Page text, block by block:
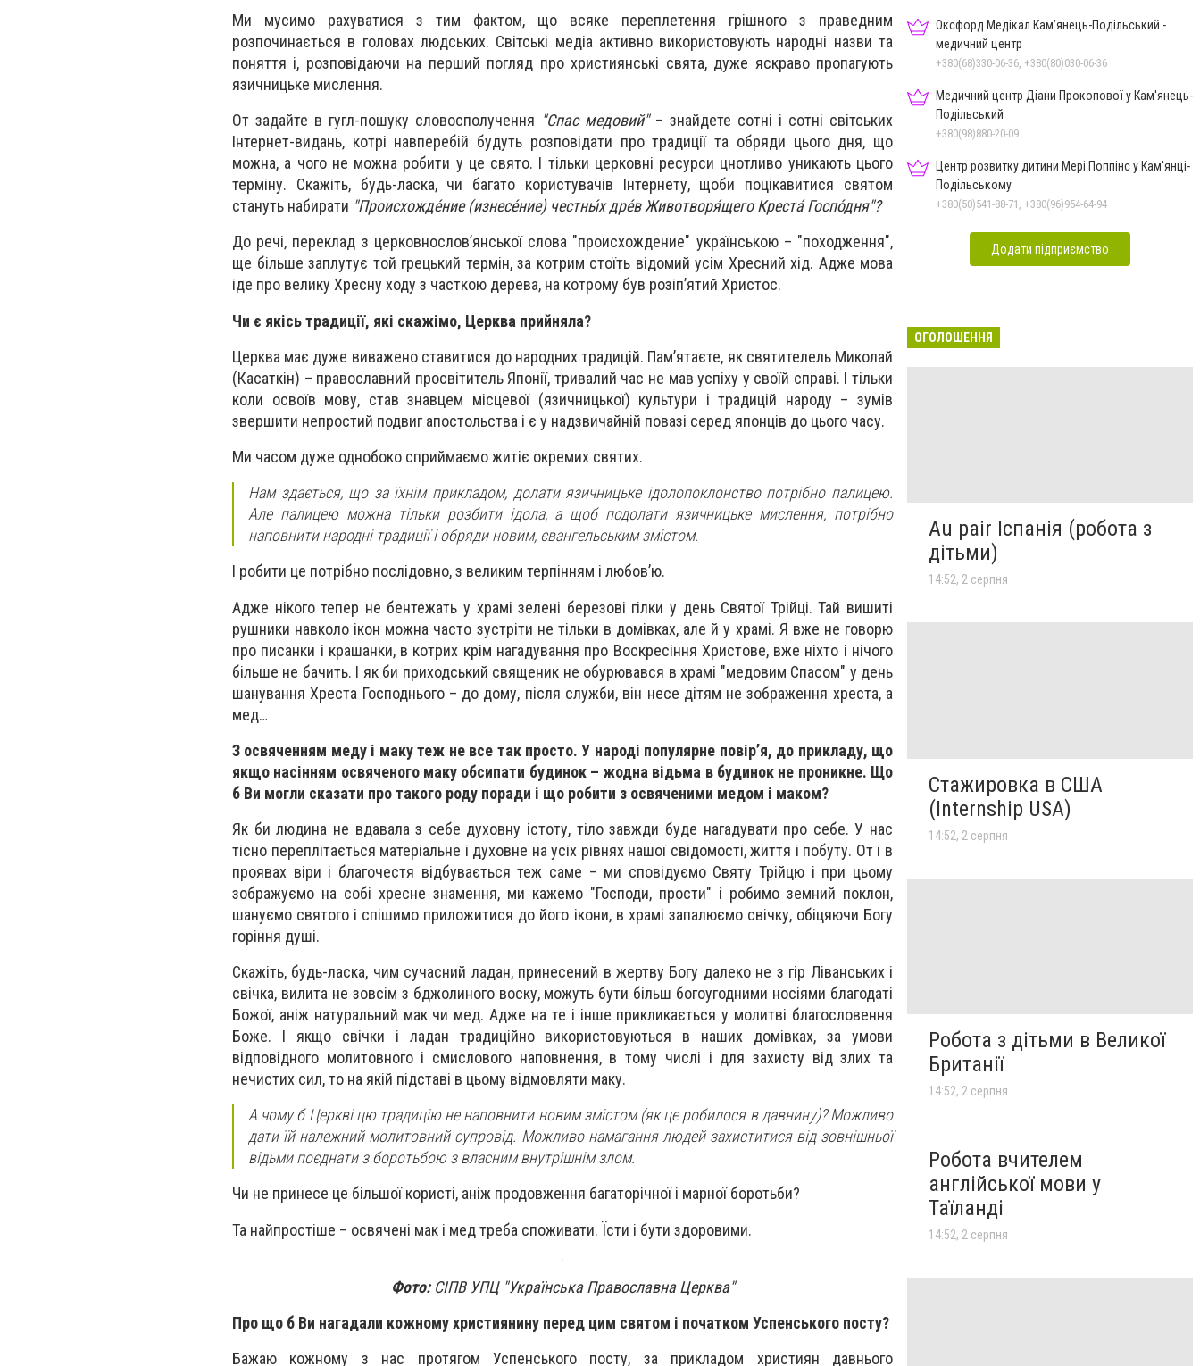
Ми мусимо рахуватися з тим фактом, що всяке переплетення грішного з праведним
розпочинається в головах людських. Світські медіа активно використовують народні назви та
поняття і, розповідаючи на перший погляд про християнські свята, дуже яскраво пропагують
язичницьке мислення.
От задайте в гугл-пошуку словосполучення "Спас медовий"– знайдете сотні і сотні світських
Інтернет-видань, котрі навперебій будуть розповідати про традиції та обряди цього дня, що
можна, а чого не можна робити у це свято. І тільки церковні ресурси цнотливо уникають цього
терміну. Скажіть, будь-ласка, чи багато користувачів Інтернету, щоби поцікавитися святом
стануть набирати "Происхожде́ние (изнесе́ние) честны́х дре́в Животворя́щего Креста́ Госпо́дня"?
До речі, переклад з церковнослов’янської слова "происхождение" українською – "походження",
ще більше заплутує той грецький термін, за котрим стоїть відомий усім Хресний хід. Адже мова
іде про велику Хресну ходу з часткою дерева, на котрому був розіп’ятий Христос.
Чи є якісь традиції, які скажімо, Церква прийняла?
Церква має дуже виважено ставитися до народних традицій. Пам’ятаєте, як святителель Миколай
(Касаткін) – православний просвітитель Японії, тривалий час не мав успіху у своїй справі. І тільки
коли освоїв мову, став знавцем місцевої (язичницької) культури і традицій народу – зумів
звершити непростий подвиг апостольства і є у надзвичайній повазі серед японців до цього часу.
Ми часом дуже однобоко сприймаємо житіє окремих святих.
Нам здається, що за їхнім прикладом, долати язичницьке ідолопоклонство потрібно палицею.
Але палицею можна тільки розбити ідола, а щоб подолати язичницьке мислення, потрібно
наповнити народні традиції і обряди новим, євангельським змістом.
І робити це потрібно послідовно, з великим терпінням і любов’ю.
Адже нікого тепер не бентежать у храмі зелені березові гілки у день Святої Трійці. Тай вишиті
рушники навколо ікон можна часто зустріти не тільки в домівках, але й у храмі. Я вже не говорю
про писанки і крашанки, в котрих крім нагадування про Воскресіння Христове, вже ніхто і нічого
більше не бачить. І як би приходський священик не обурювався в храмі "медовим Спасом" у день
шанування Хреста Господнього – до дому, після служби, він несе дітям не зображення хреста, а
мед…
З освяченням меду і маку теж не все так просто. У народі популярне повір’я, до прикладу, що
якщо насінням освяченого маку обсипати будинок – жодна відьма в будинок не проникне. Що
б Ви могли сказати про такого роду поради і що робити з освяченими медом і маком?
Як би людина не вдавала з себе духовну істоту, тіло завжди буде нагадувати про себе. У нас
тісно переплітається матеріальне і духовне на усіх рівнях нашої свідомості, життя і побуту. От і в
проявах віри і благочестя відбувається теж саме – ми сповідуємо Святу Трійцю і при цьому
зображуємо на собі хресне знамення, ми кажемо "Господи, прости" і робимо земний поклон,
шануємо святого і спішимо приложитися до його ікони, в храмі запалюємо свічку, обіцяючи Богу
горіння душі.
Скажіть, будь-ласка, чим сучасний ладан, принесений в жертву Богу далеко не з гір Ліванських і
свічка, вилита не зовсім з бджолиного воску, можуть бути більш богоугодними носіями благодаті
Божої, аніж натуральний мак чи мед. Адже на те і інше прикликається у молитві благословення
Боже. І якщо свічки і ладан традиційно використовуються в наших домівках, за умови
відповідного молитовного і смислового наповнення, в тому числі і для захисту від злих та
нечистих сил, то на якій підставі в цьому відмовляти маку.
А чому б Церкві цю традицію не наповнити новим змістом (як це робилося в давнину)? Можливо
дати їй належний молитовний супровід. Можливо намагання людей захиститися від зовнішньої
відьми поєднати з боротьбою з власним внутрішнім злом.
Чи не принесе це більшої користі, аніж продовження багаторічної і марної боротьби?
Та найпростіше – освячені мак і мед треба споживати. Їсти і бути здоровими.
Фото:СІПВ УПЦ "Українська Православна Церква"
Про що б Ви нагадали кожному християнину перед цим святом і початком Успенського посту?
Бажаю кожному з нас протягом Успенського посту, за прикладом християн давнього
Оксфорд Медікал Кам’янець-Подільський -
медичний центр
+380(68)330-06-36, +380(80)030-06-36
Медичний центр Діани Прокопової у Кам'янець-
Подільський
+380(98)880-20-09
Центр розвитку дитини Мері Поппінс у Кам'янці-
Подільському
+380(50)541-88-71, +380(96)954-64-94
Додати підприємство
ОГОЛОШЕННЯ
Au pair Іспанія (робота з
дітьми)
14:52, 2 серпня
Стажировка в США
(Internship USA)
14:52, 2 серпня
Робота з дітьми в Великої
Британії
14:52, 2 серпня
Робота вчителем
англійської мови у
Таїланді
14:52, 2 серпня